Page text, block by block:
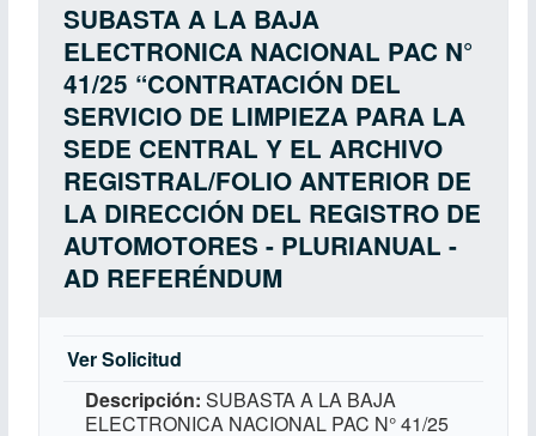
SUBASTA A LA BAJA
ELECTRONICA NACIONAL PAC N°
41/25 “CONTRATACIÓN DEL
SERVICIO DE LIMPIEZA PARA LA
SEDE CENTRAL Y EL ARCHIVO
REGISTRAL/FOLIO ANTERIOR DE
LA DIRECCIÓN DEL REGISTRO DE
AUTOMOTORES - PLURIANUAL -
AD REFERÉNDUM
Ver Solicitud
Descripción SUBASTA A LA BAJA
ELECTRONICA NACIONAL PAC N° 41/25